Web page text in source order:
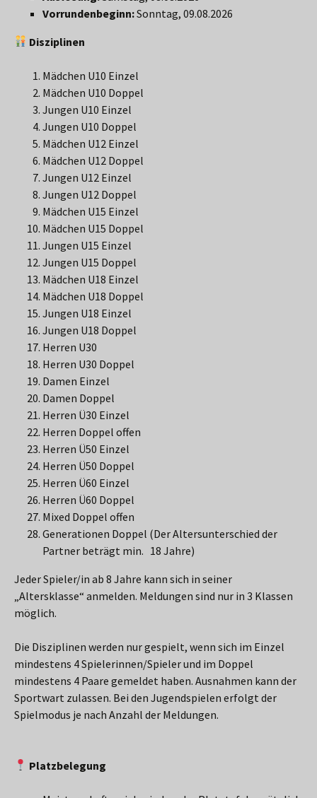
Vorrundenbeginn:Sonntag, 09.08.2026
Disziplinen
Mädchen U10 Einzel
Mädchen U10 Doppel
Jungen U10 Einzel
Jungen U10 Doppel
Mädchen U12 Einzel
Mädchen U12 Doppel
Jungen U12 Einzel
Jungen U12 Doppel
Mädchen U15 Einzel
Mädchen U15 Doppel
Jungen U15 Einzel
Jungen U15 Doppel
Mädchen U18 Einzel
Mädchen U18 Doppel
Jungen U18 Einzel
Jungen U18 Doppel
Herren U30
Herren U30 Doppel
Damen Einzel
Damen Doppel
Herren Ü30 Einzel
Herren Doppel offen
Herren Ü50 Einzel
Herren Ü50 Doppel
Herren Ü60 Einzel
Herren Ü60 Doppel
Mixed Doppel offen
Generationen Doppel (Der Altersunterschied der
Partner beträgt min. 18 Jahre)
Jeder Spieler/in ab 8 Jahre kann sich in seiner
„Altersklasse“ anmelden. Meldungen sind nur in 3 Klassen
möglich.
Die Disziplinen werden nur gespielt, wenn sich im Einzel
mindestens 4 Spielerinnen/Spieler und im Doppel
mindestens 4 Paare gemeldet haben. Ausnahmen kann der
Sportwart zulassen. Bei den Jugendspielen erfolgt der
Spielmodus je nach Anzahl der Meldungen.
Platzbelegung